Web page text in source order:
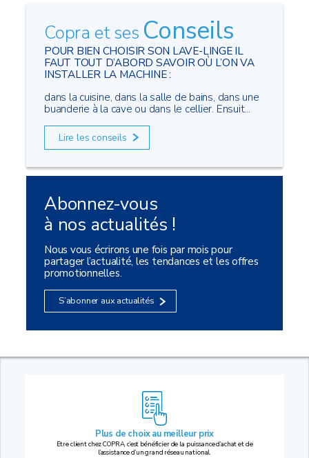
Copra et ses Conseils
POUR BIEN CHOISIR SON LAVE-LINGE IL
FAUT TOUT D’ABORD SAVOIR OÙ L’ON VA
INSTALLER LA MACHINE :
dans la cuisine, dans la salle de bains, dans une
buanderie à la cave ou dans le cellier. Ensuit...
Lire les conseils
Abonnez-vous
à nos actualités !
Nous vous écrirons une fois par mois pour
partager l’actualité, les tendances et les offres
promotionnelles.
S’abonner aux actualités
Plus de choix au meilleur prix
Etre client chez COPRA, c’est bénéficier de la puissance d’achat et de
l’assistance d’un grand réseau national.